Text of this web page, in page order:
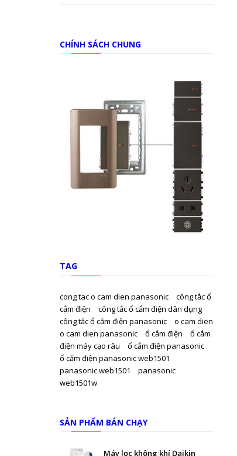
CHÍNH SÁCH CHUNG
TAG
cong tac o cam dien panasonic
công tắc ổ
cắm điện
công tắc ổ cắm điện dân dụng
công tắc ổ cắm điện panasonic
o cam dien
o cam dien panasonic
ổ cắm điện
ổ cắm
điện máy cạo râu
ổ cắm điện panasonic
ổ cắm điện panasonic web1501
panasonic web1501
panasonic
web1501w
SẢN PHẨM BÁN CHẠY
Máy lọc không khí Daikin